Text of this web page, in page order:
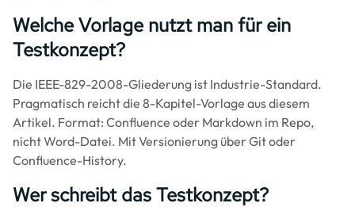
Welche Vorlage nutzt man für ein
Testkonzept?
Die IEEE-829-2008-Gliederung ist Industrie-Standard.
Pragmatisch reicht die 8-Kapitel-Vorlage aus diesem
Artikel. Format: Confluence oder Markdown im Repo,
nicht Word-Datei. Mit Versionierung über Git oder
Confluence-History.
Wer schreibt das Testkonzept?